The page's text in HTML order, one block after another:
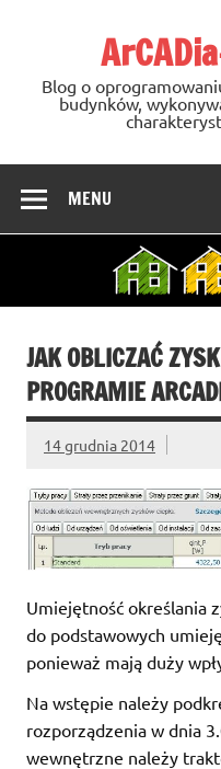
Blog o
budynków,
MENU
JAK OBLICZAĆ
PROGRAMIE
14 grudnia 2014
Umiejętność określania
do podstawowych
ponieważ mają duży
Na wstępie należy
rozporządzenia w dnia
wewnętrzne należy